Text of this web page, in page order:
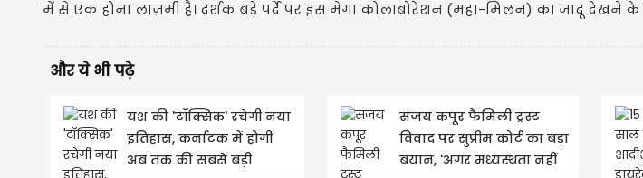
में से एक होना लाज़मी है। दर्शक बड़े पर्दे पर इस मेगा कोलाबोरेशन (महा-मिलन) का जादू देखने के
और ये भी पढ़े
यश की 'टॉक्सिक' रचेगी नया
इतिहास, कर्नाटक में होगी
अब तक की सबसे बड़ी
संजय कपूर फैमिली ट्रस्ट
विवाद पर सुप्रीम कोर्ट का बड़ा
बयान, 'अगर मध्यस्थता नहीं